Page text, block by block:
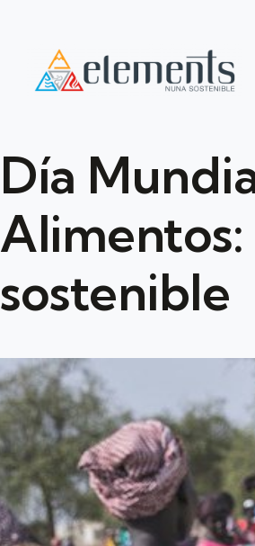
Día
sostenible